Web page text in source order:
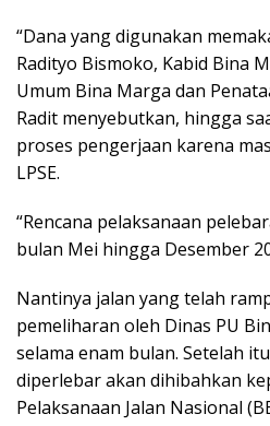
“Dana yang digunakan
Radityo Bismoko, Kabid Bina
Umum Bina Marga dan
Radit menyebutkan, hingga
proses pengerjaan karena
LPSE.
“Rencana pelaksanaan
bulan Mei hingga Desember
Nantinya jalan yang telah
pemeliharan oleh Dinas PU
selama enam bulan. Setelah
diperlebar akan dihibahkan
Pelaksanaan Jalan Nasional